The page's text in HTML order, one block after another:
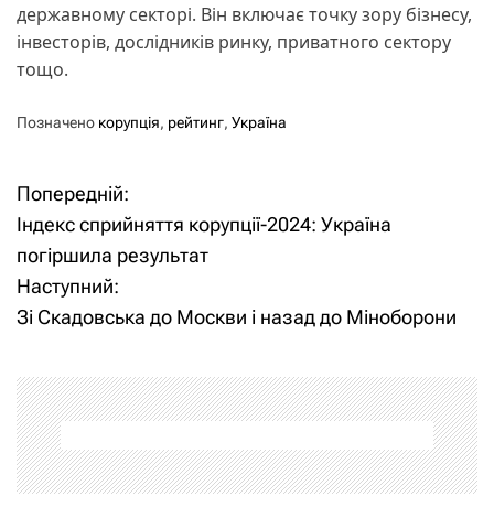
державному секторі. Він включає точку зору бізнесу,
інвесторів, дослідників ринку, приватного сектору
тощо.
Позначено корупція, рейтинг, Україна
Н
а
в
г
а
ц
Попередній:
Індекс сприйняття корупції-2024: Україна
погіршила результат
Наступний:
Зі Скадовська до Москви і назад до Міноборони